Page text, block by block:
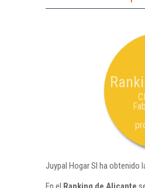
Juypal Hogar Sl ha obtenido